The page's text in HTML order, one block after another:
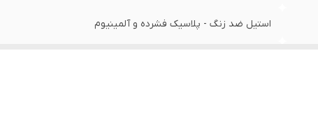
استیل ضد زنگ - پلاسیک فشرده و آلمینیوم